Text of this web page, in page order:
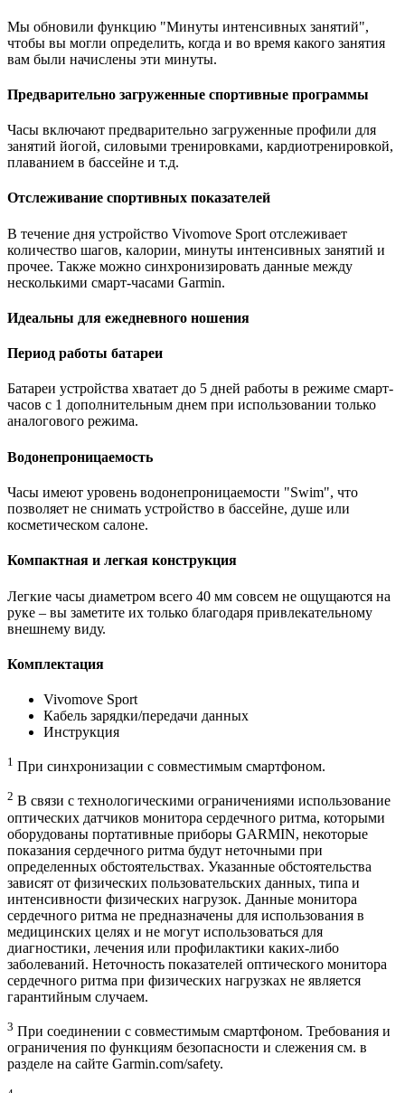
Мы обновили функцию "Минуты интенсивных занятий",
чтобы вы могли определить, когда и во время какого занятия
вам были начислены эти минуты.
Предварительно загруженные спортивные программы
Часы включают предварительно загруженные профили для
занятий йогой, силовыми тренировками, кардиотренировкой,
плаванием в бассейне и т.д.
Отслеживание спортивных показателей
В течение дня устройство Vivomove Sport отслеживает
количество шагов, калории, минуты интенсивных занятий и
прочее. Также можно синхронизировать данные между
несколькими смарт-часами Garmin.
Идеальны для ежедневного ношения
Период работы батареи
Батареи устройства хватает до 5 дней работы в режиме смарт-
часов с 1 дополнительным днем ​​при использовании только
аналогового режима.
Водонепроницаемость
Часы имеют уровень водонепроницаемости "Swim", что
позволяет не снимать устройство в бассейне, душе или
косметическом салоне.
Компактная и легкая конструкция
Легкие часы диаметром всего 40 мм совсем не ощущаются на
руке – вы заметите их только благодаря привлекательному
внешнему виду.
Комплектация
Vivomove Sport
Кабель зарядки/передачи данных
Инструкция
1 При синхронизации с совместимым смартфоном.
2 В связи с технологическими ограничениями использование
оптических датчиков монитора сердечного ритма, которыми
оборудованы портативные приборы GARMIN, некоторые
показания сердечного ритма будут неточными при
определенных обстоятельствах. Указанные обстоятельства
зависят от физических пользовательских данных, типа и
интенсивности физических нагрузок. Данные монитора
сердечного ритма не предназначены для использования в
медицинских целях и не могут использоваться для
диагностики, лечения или профилактики каких-либо
заболеваний. Неточность показателей оптического монитора
сердечного ритма при физических нагрузках не является
гарантийным случаем.
3 При соединении с совместимым смартфоном. Требования и
ограничения по функциям безопасности и слежения см. в
разделе на сайте Garmin.com/safety.